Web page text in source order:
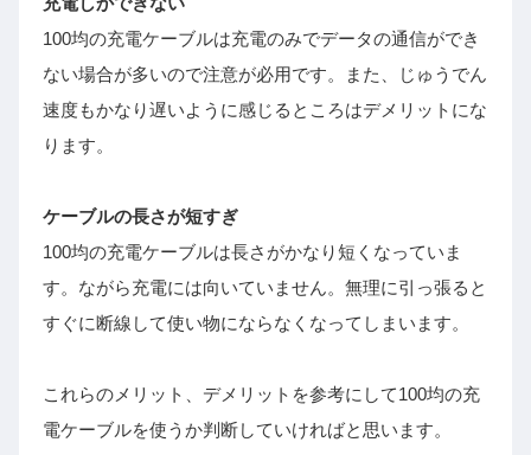
100均の充電ケーブルは充電のみでデータの通信ができ
ない場合が多いので注意が必用です。また、じゅうでん
速度もかなり遅いように感じるところはデメリットにな
ります。
ケーブルの長さが短すぎ
100均の充電ケーブルは長さがかなり短くなっていま
す。ながら充電には向いていません。無理に引っ張ると
すぐに断線して使い物にならなくなってしまいます。
これらのメリット、デメリットを参考にして100均の充
電ケーブルを使うか判断していければと思います。